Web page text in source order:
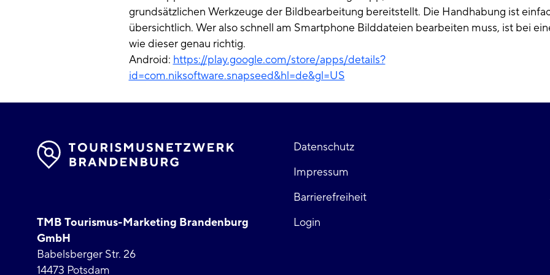
grundsätzlichen Werkzeuge der Bildbearbeitung bereitstellt. Die Handhabung ist
übersichtlich. Wer also schnell am Smartphone Bilddateien bearbeiten muss, ist bei
wie dieser genau richtig.
Android: https://play.google.com/store/apps/details?
id=com.niksoftware.snapseed&hl=de&gl=US
TMB Tourismus-Marketing Brandenburg
GmbH
Babelsberger Str. 26
14473 Potsdam
Fußzeile
links
Datenschutz
Impressum
Barrierefreiheit
Login